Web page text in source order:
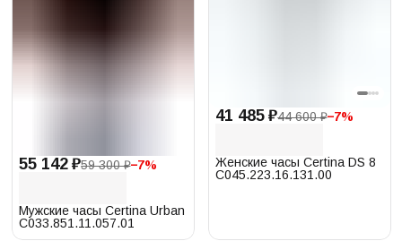
55 142 ₽59 300 ₽−7%
Мужские часы Certina Urban
C033.851.11.057.01
41 485 ₽44 600 ₽−7%
Женские часы Certina DS 8
C045.223.16.131.00